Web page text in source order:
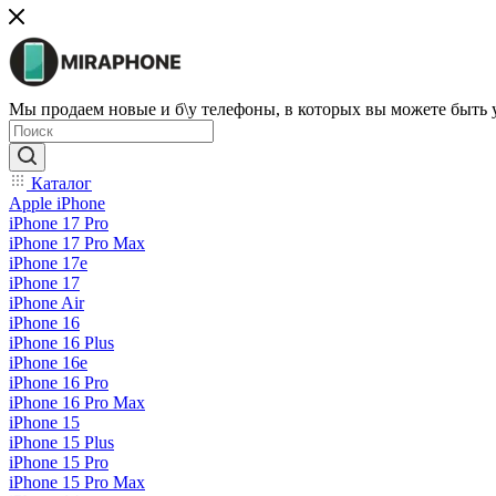
Мы продаем новые и б\у телефоны, в которых вы можете быть
Каталог
Apple iPhone
iPhone 17 Pro
iPhone 17 Pro Max
iPhone 17e
iPhone 17
iPhone Air
iPhone 16
iPhone 16 Plus
iPhone 16e
iPhone 16 Pro
iPhone 16 Pro Max
iPhone 15
iPhone 15 Plus
iPhone 15 Pro
iPhone 15 Pro Max